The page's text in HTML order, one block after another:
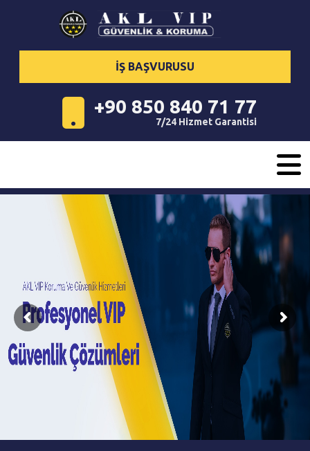
İŞ BAŞVURUSU
+90 850 840 71 77
7/24 Hizmet Garantisi